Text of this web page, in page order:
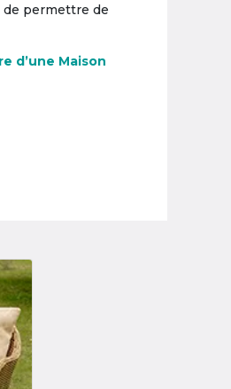
permettre de
d’une Maison